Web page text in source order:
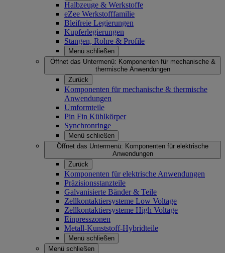
Halbzeuge & Werkstoffe
eZee Werkstofffamilie
Bleifreie Legierungen
Kupferlegierungen
Stangen, Rohre & Profile
Menü schließen
Öffnet das Untermenü: Komponenten für mechanische &
thermische Anwendungen
Zurück
Komponenten für mechanische & thermische
Anwendungen
Umformteile
Pin Fin Kühlkörper
Synchronringe
Menü schließen
Öffnet das Untermenü: Komponenten für elektrische
Anwendungen
Zurück
Komponenten für elektrische Anwendungen
Präzisionsstanzteile
Galvanisierte Bänder & Teile
Zellkontaktiersysteme Low Voltage
Zellkontaktiersysteme High Voltage
Einpresszonen
Metall-Kunststoff-Hybridteile
Menü schließen
Menü schließen